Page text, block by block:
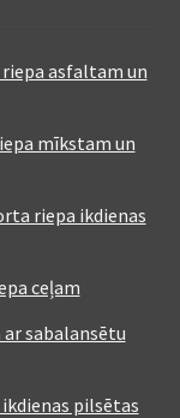
asfaltam un
mīkstam un
riepa ikdienas
ceļam
sabalansētu
pilsētas